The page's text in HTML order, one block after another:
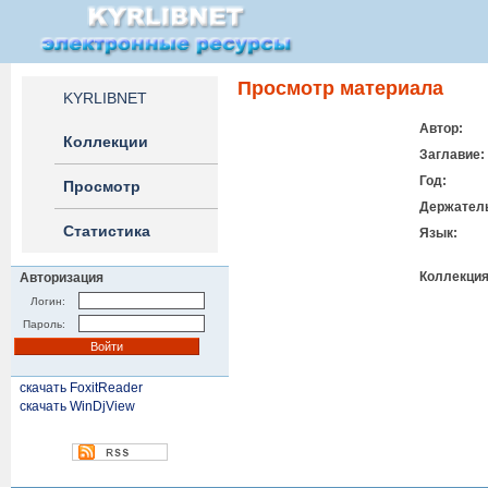
KYRLIBNET
Коллекции
Просмотр
Статистика
Авторизация
Логин:
Пароль:
скачать FoxitReader
скачать WinDjView
Просмотр материала
Автор:
Заглавие:
Год:
Язык: